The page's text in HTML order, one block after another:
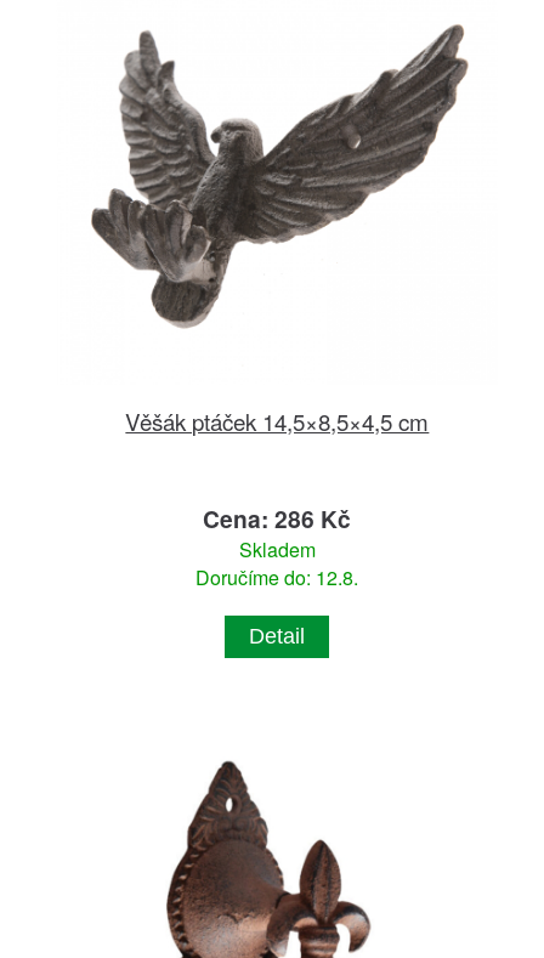
Věšák ptáček 14,5×8,5×4,5 cm
Cena: 286 Kč
Skladem
Doručíme do: 12.8.
Detail